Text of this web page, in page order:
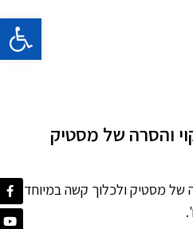
והסרה של מסטיק
של מסטיק ולכלוך קשה במיוחד
פתח